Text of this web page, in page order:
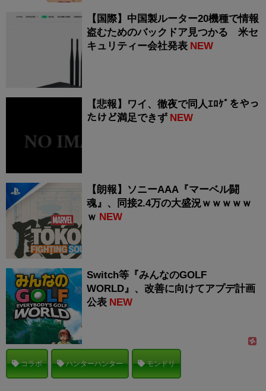
【国際】中国製ルーター20機種で情報
盗むためのバックドア見つかる 米セ
キュリティー会社発表 NEW
【悲報】ワイ、徹夜で同人ｴﾛｹﾞをやっ
たけど満足できず NEW
【朗報】ソニーAAA『マーベル闘
魂』、同接2.4万の大盛況ｗｗｗｗｗ
ｗ NEW
Switch等『みんなのGOLF
WORLD』、改善に向けてアプデ計画
公表 NEW
コラボ ハンターハンター モンドリ